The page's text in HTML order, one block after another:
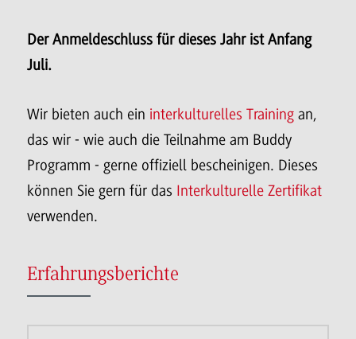
Der Anmeldeschluss für dieses Jahr ist Anfang
Juli.
Wir bieten auch ein interkulturelles Training an,
das wir - wie auch die Teilnahme am Buddy
Programm - gerne offiziell bescheinigen. Dieses
können Sie gern für das Interkulturelle Zertifikat
verwenden.
Erfahrungsberichte